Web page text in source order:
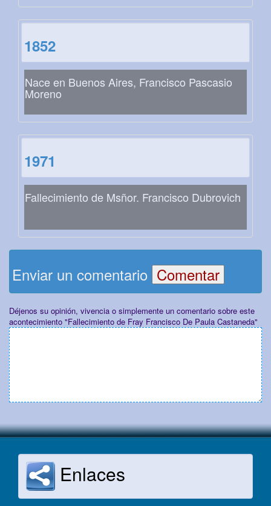
1852
Nace en Buenos Aires, Francisco Pascasio
Moreno
1971
Fallecimiento de Msñor. Francisco Dubrovich
Enviar un comentario
Déjenos su opinión, vivencia o simplemente un comentario sobre este
acontecimiento "Fallecimiento de Fray Francisco De Paula Castaneda"
Enlaces